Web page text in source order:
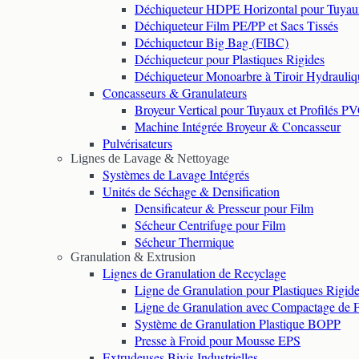
Déchiqueteur HDPE Horizontal pour
Déchiqueteur Film PE/PP et Sacs Tissés
Déchiqueteur Big Bag (FIBC)
Déchiqueteur pour Plastiques Rigides
Déchiqueteur Monoarbre à Tiroir
Concasseurs & Granulateurs
Broyeur Vertical pour Tuyaux et Profilés
Machine Intégrée Broyeur & Concasseur
Pulvérisateurs
Lignes de Lavage & Nettoyage
Systèmes de Lavage Intégrés
Unités de Séchage & Densification
Densificateur & Presseur pour Film
Sécheur Centrifuge pour Film
Sécheur Thermique
Granulation & Extrusion
Lignes de Granulation de Recyclage
Ligne de Granulation pour Plastiques
Ligne de Granulation avec Compactage de
Système de Granulation Plastique BOPP
Presse à Froid pour Mousse EPS